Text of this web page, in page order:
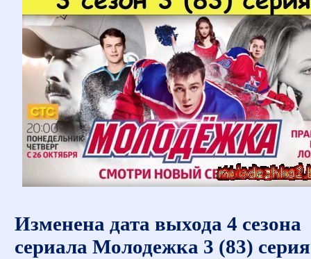
Изменена дата выхода 4 сезона
сериала Молодежка 3 (83) серия